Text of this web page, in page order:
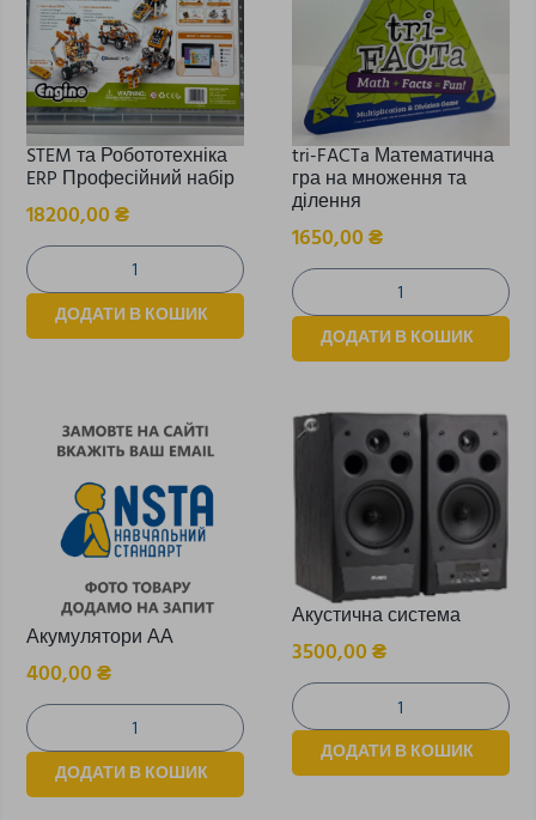
STEM та Робототехніка
ERP Професійний набір
18200,00₴
ДОДАТИ В КОШИК
tri-FACTa Математична
гра на множення та
ділення
1650,00₴
ДОДАТИ В КОШИК
Акумулятори АА
400,00₴
ДОДАТИ В КОШИК
Акустична система
3500,00₴
ДОДАТИ В КОШИК